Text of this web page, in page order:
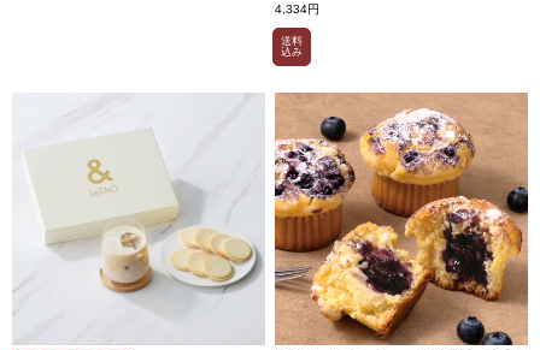
4,334円
送料
込み